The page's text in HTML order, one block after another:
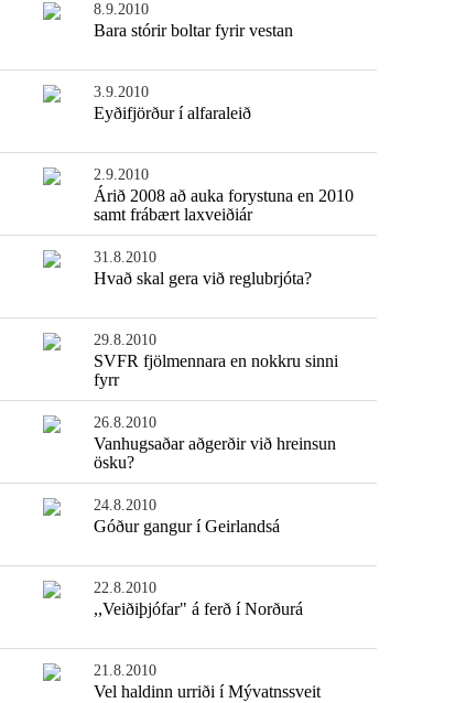
8.9.2010
Bara stórir boltar fyrir vestan
3.9.2010
Eyðifjörður í alfaraleið
2.9.2010
Árið 2008 að auka forystuna en 2010
samt frábært laxveiðiár
31.8.2010
Hvað skal gera við reglubrjóta?
29.8.2010
SVFR fjölmennara en nokkru sinni
fyrr
26.8.2010
Vanhugsaðar aðgerðir við hreinsun
ösku?
24.8.2010
Góður gangur í Geirlandsá
22.8.2010
,,Veiðiþjófar" á ferð í Norðurá
21.8.2010
Vel haldinn urriði í Mývatnssveit